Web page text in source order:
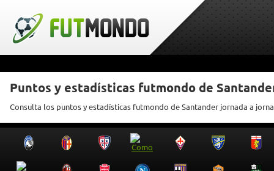
Puntos y estadísticas futmondo de
Consulta los puntos y estadísticas futmondo de Santander jornada a